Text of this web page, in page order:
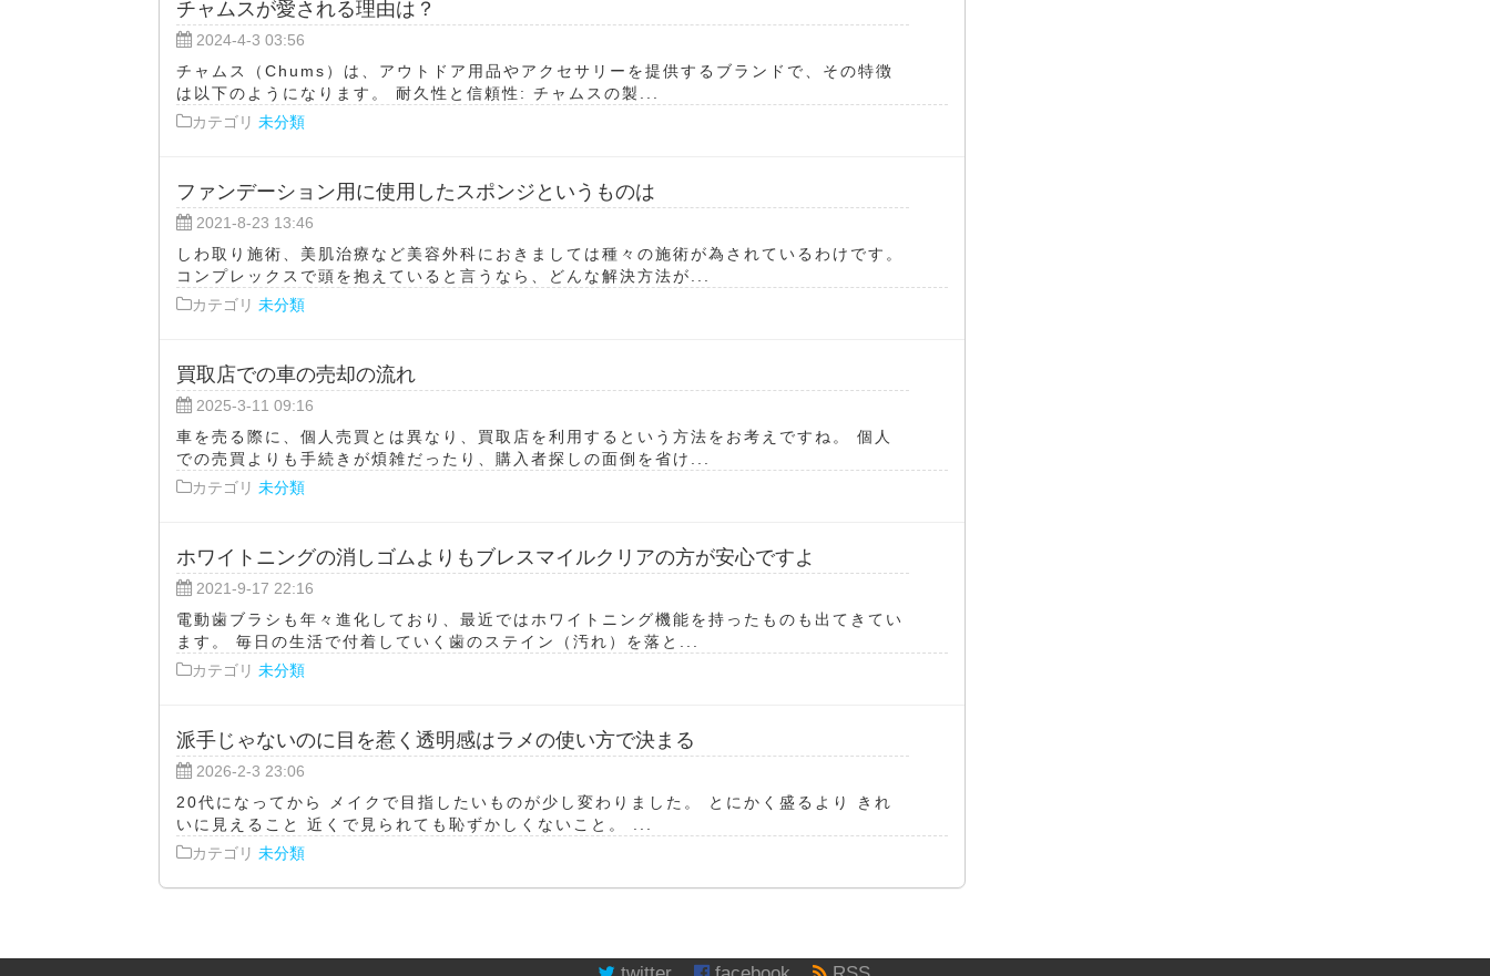
チャムスが愛される理由は？
2024-4-3 03:56
チャムス（Chums）は、アウトドア用品やアクセサリーを提供するブランドで、その特徴
は以下のようになります。 耐久性と信頼性: チャムスの製...
カテゴリ 未分類
ファンデーション用に使用したスポンジというものは
2021-8-23 13:46
しわ取り施術、美肌治療など美容外科におきましては種々の施術が為されているわけです。
コンプレックスで頭を抱えていると言うなら、どんな解決方法が...
カテゴリ 未分類
買取店での車の売却の流れ
2025-3-11 09:16
車を売る際に、個人売買とは異なり、買取店を利用するという方法をお考えですね。 個人
での売買よりも手続きが煩雑だったり、購入者探しの面倒を省け...
カテゴリ 未分類
ホワイトニングの消しゴムよりもブレスマイルクリアの方が安心ですよ
2021-9-17 22:16
電動歯ブラシも年々進化しており、最近ではホワイトニング機能を持ったものも出てきてい
ます。 毎日の生活で付着していく歯のステイン（汚れ）を落と...
カテゴリ 未分類
派手じゃないのに目を惹く透明感はラメの使い方で決まる
2026-2-3 23:06
20代になってから メイクで目指したいものが少し変わりました。 とにかく盛るより きれ
いに見えること 近くで見られても恥ずかしくないこと。 ...
カテゴリ 未分類